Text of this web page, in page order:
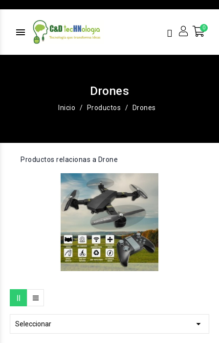
menu
Drones
Inicio Productos Drones
Productos relacionas a Drone
Seleccionar 